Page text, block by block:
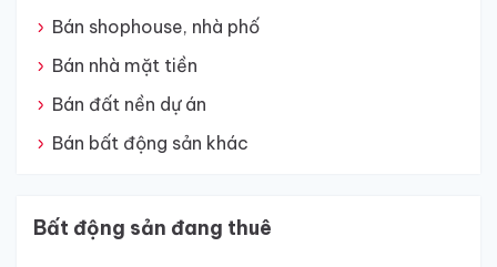
Bán shophouse, nhà phố
Bán nhà mặt tiền
Bán đất nền dự án
Bán bất động sản khác
Bất động sản đang thuê